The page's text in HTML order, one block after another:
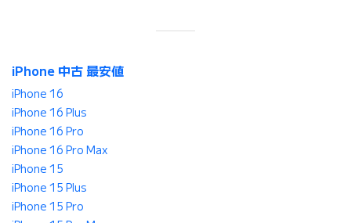
iPhone 中古 最安値
iPhone 16
iPhone 16 Plus
iPhone 16 Pro
iPhone 16 Pro Max
iPhone 15
iPhone 15 Plus
iPhone 15 Pro